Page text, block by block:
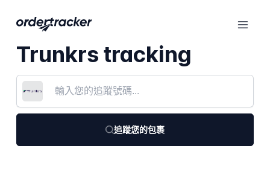
Trunkrs tracking
追蹤您的包裹